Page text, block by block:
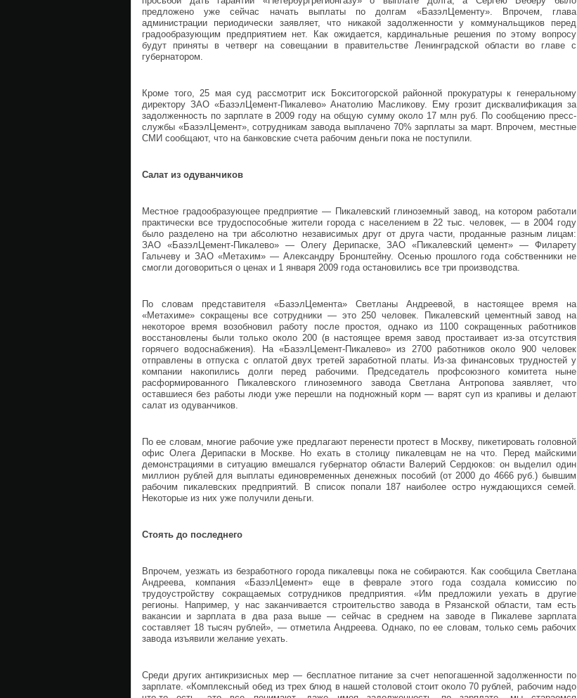
предложено уже сейчас начать выплаты по долгам «БазэлЦементу». Впрочем, глава
администрации периодически заявляет, что никакой задолженности у коммунальщиков перед
градообразующим предприятием нет. Как ожидается, кардинальные решения по этому вопросу
будут приняты в четверг на совещании в правительстве Ленинградской области во главе с
губернатором.
Кроме того, 25 мая суд рассмотрит иск Бокситогорской районной прокуратуры к генеральному
директору ЗАО «БазэлЦемент-Пикалево» Анатолию Масликову. Ему грозит дисквалификация за
задолженность по зарплате в 2009 году на общую сумму около 17 млн руб. По сообщению пресс-
службы «БазэлЦемент», сотрудникам завода выплачено 70% зарплаты за март. Впрочем, местные
СМИ сообщают, что на банковские счета рабочим деньги пока не поступили.
Салат из одуванчиков
Местное градообразующее предприятие — Пикалевский глиноземный завод, на котором работали
практически все трудоспособные жители города с населением в 22 тыс. человек, — в 2004 году
было разделено на три абсолютно независимых друг от друга части, проданные разным лицам:
ЗАО «БазэлЦемент-Пикалево» — Олегу Дерипаске, ЗАО «Пикалевский цемент» — Филарету
Гальчеву и ЗАО «Метахим» — Александру Бронштейну. Осенью прошлого года собственники не
смогли договориться о ценах и 1 января 2009 года остановились все три производства.
По словам представителя «БазэлЦемента» Светланы Андреевой, в настоящее время на
«Метахиме» сокращены все сотрудники — это 250 человек. Пикалевский цементный завод на
некоторое время возобновил работу после простоя, однако из 1100 сокращенных работников
восстановлены были только около 200 (в настоящее время завод простаивает из-за отсутствия
горячего водоснабжения). На «БазэлЦемент-Пикалево» из 2700 работников около 900 человек
отправлены в отпуска с оплатой двух третей заработной платы. Из-за финансовых трудностей у
компании накопились долги перед рабочими. Председатель профсоюзного комитета ныне
расформированного Пикалевского глиноземного завода Светлана Антропова заявляет, что
оставшиеся без работы люди уже перешли на подножный корм — варят суп из крапивы и делают
салат из одуванчиков.
По ее словам, многие рабочие уже предлагают перенести протест в Москву, пикетировать головной
офис Олега Дерипаски в Москве. Но ехать в столицу пикалевцам не на что. Перед майскими
демонстрациями в ситуацию вмешался губернатор области Валерий Сердюков: он выделил один
миллион рублей для выплаты единовременных денежных пособий (от 2000 до 4666 руб.) бывшим
рабочим пикалевских предприятий. В список попали 187 наиболее остро нуждающихся семей.
Некоторые из них уже получили деньги.
Стоять до последнего
Впрочем, уезжать из безработного города пикалевцы пока не собираются. Как сообщила Светлана
Андреева, компания «БазэлЦемент» еще в феврале этого года создала комиссию по
трудоустройству сокращаемых сотрудников предприятия. «Им предложили уехать в другие
регионы. Например, у нас заканчивается строительство завода в Рязанской области, там есть
вакансии и зарплата в два раза выше — сейчас в среднем на заводе в Пикалеве зарплата
составляет 18 тысяч рублей», — отметила Андреева. Однако, по ее словам, только семь рабочих
завода изъявили желание уехать.
Среди других антикризисных мер — бесплатное питание за счет непогашенной задолженности по
зарплате. «Комплексный обед из трех блюд в нашей столовой стоит около 70 рублей, рабочим надо